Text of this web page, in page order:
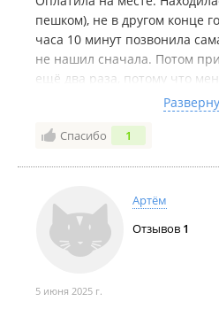
пешком), не в другом конце
часа 10 минут позвонила
не нашил сначала. Потом
ещё два раза, потому что
ставили на удержание. По
ждать ещё? Ну нет конечно.
ещё? Два часа? Никакого
супер испорчено. Я до сих
педикюре. И ем тут конфеты
Спасибо 1
Артём
Отзывов 1
5 июня 2025 г.